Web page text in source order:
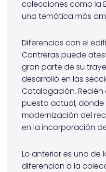
colecciones como la
una temática más
Diferencias con el
Contreras puede
gran parte de su
desarrolló en las
Catalogación. Recién
puesto actual,
modernización del
en la incorporación
Lo anterior es uno de
diferencian a la